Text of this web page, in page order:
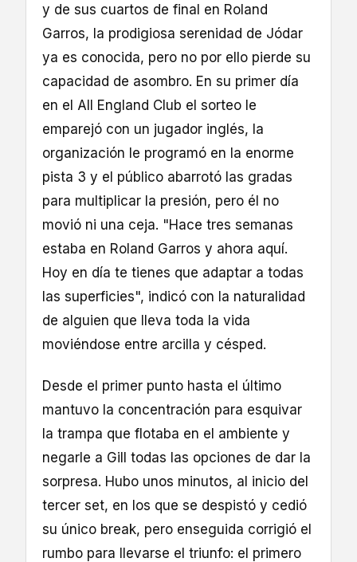
y de sus cuartos de final en Roland
Garros, la prodigiosa serenidad de Jódar
ya es conocida, pero no por ello pierde su
capacidad de asombro. En su primer día
en el All England Club el sorteo le
emparejó con un jugador inglés, la
organización le programó en la enorme
pista 3 y el público abarrotó las gradas
para multiplicar la presión, pero él no
movió ni una ceja. "Hace tres semanas
estaba en Roland Garros y ahora aquí.
Hoy en día te tienes que adaptar a todas
las superficies", indicó con la naturalidad
de alguien que lleva toda la vida
moviéndose entre arcilla y césped.
Desde el primer punto hasta el último
mantuvo la concentración para esquivar
la trampa que flotaba en el ambiente y
negarle a Gill todas las opciones de dar la
sorpresa. Hubo unos minutos, al inicio del
tercer set, en los que se despistó y cedió
su único break, pero enseguida corrigió el
rumbo para llevarse el triunfo: el primero